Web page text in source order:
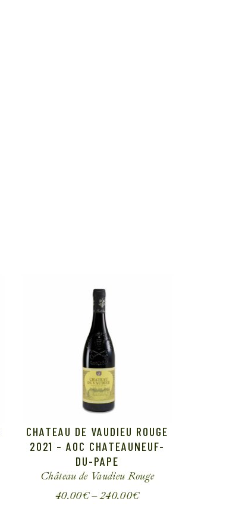
CHATEAU DE VAUDIEU ROUGE
2021 – AOC CHATEAUNEUF-
DU-PAPE
Château de VaudieuRouge
40.00€–240.00€